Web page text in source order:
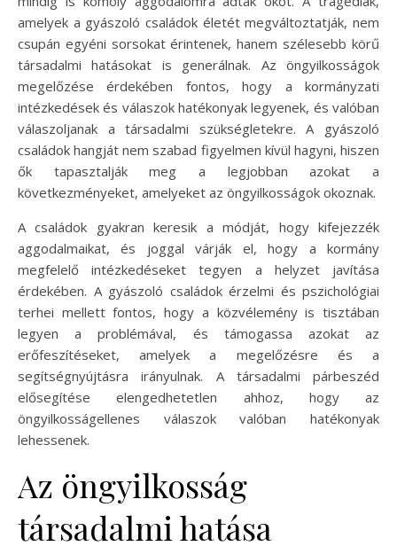
amelyek a gyászoló családok életét megváltoztatják, nem
csupán egyéni sorsokat érintenek, hanem szélesebb körű
társadalmi hatásokat is generálnak. Az öngyilkosságok
megelőzése érdekében fontos, hogy a kormányzati
intézkedések és válaszok hatékonyak legyenek, és valóban
válaszoljanak a társadalmi szükségletekre. A gyászoló
családok hangját nem szabad figyelmen kívül hagyni, hiszen
ők tapasztalják meg a legjobban azokat a
következményeket, amelyeket az öngyilkosságok okoznak.
A családok gyakran keresik a módját, hogy kifejezzék
aggodalmaikat, és joggal várják el, hogy a kormány
megfelelő intézkedéseket tegyen a helyzet javítása
érdekében. A gyászoló családok érzelmi és pszichológiai
terhei mellett fontos, hogy a közvélemény is tisztában
legyen a problémával, és támogassa azokat az
erőfeszítéseket, amelyek a megelőzésre és a
segítségnyújtásra irányulnak. A társadalmi párbeszéd
elősegítése elengedhetetlen ahhoz, hogy az
öngyilkosságellenes válaszok valóban hatékonyak
lehessenek.
Az öngyilkosság
társadalmi hatása